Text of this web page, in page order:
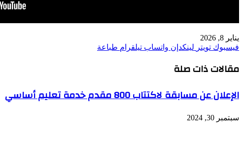
يناير 8, 2026
فيسبوك تويتر لينكدإن واتساب تيلقرام طباعة
مقالات ذات صلة
الإعلان عن مسابقة لاكتتاب 800 مقدم خدمة تعليم أساسي
سبتمبر 30, 2024